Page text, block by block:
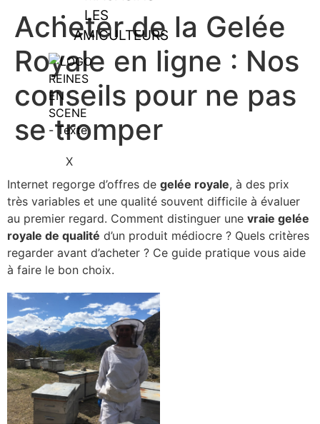
LES
AMICULTEURS
X
Acheter de la Gelée
Royale en ligne : Nos
conseils pour ne pas
se tromper
Internet regorge d’offres de gelée royale, à des prix
très variables et une qualité souvent difficile à évaluer
au premier regard. Comment distinguer une vraie gelée
royale de qualité d’un produit médiocre ? Quels critères
regarder avant d’acheter ? Ce guide pratique vous aide
à faire le bon choix.